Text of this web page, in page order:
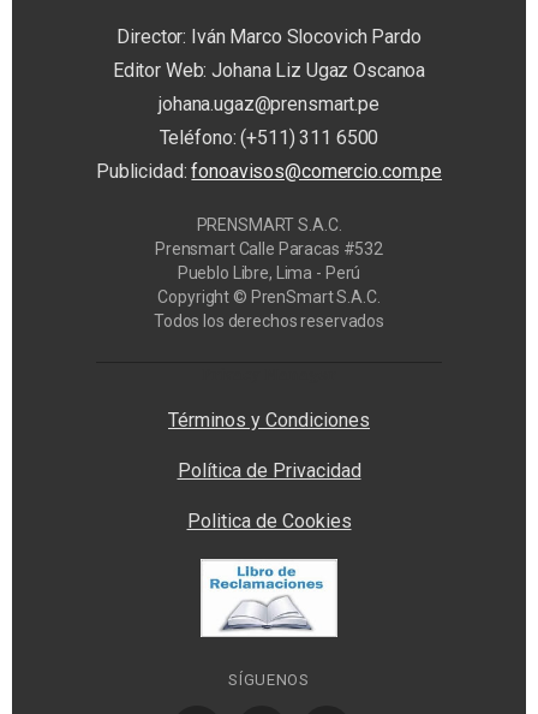
Director: Iván Marco Slocovich Pardo
Editor Web: Johana Liz Ugaz Oscanoa
johana.ugaz@prensmart.pe
Teléfono: (+511) 311 6500
Publicidad:fonoavisos@comercio.com.pe
PRENSMART S.A.C.
Prensmart Calle Paracas #532
Pueblo Libre, Lima - Perú
Copyright © PrenSmart S.A.C.
Todos los derechos reservados
Términos y Condiciones
Política de Privacidad
Politica de Cookies
SÍGUENOS